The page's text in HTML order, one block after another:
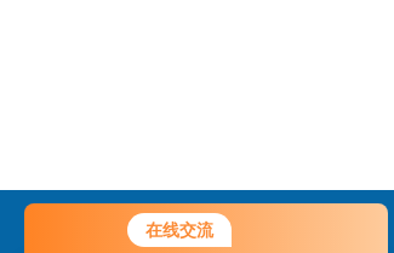
在线交流